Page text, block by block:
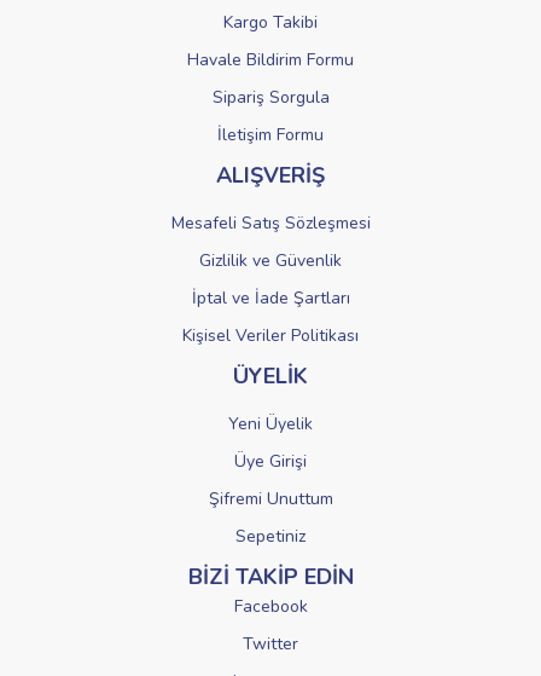
Gönder
Kargo Takibi
Havale Bildirim Formu
Sipariş Sorgula
İletişim Formu
ALIŞVERİŞ
Mesafeli Satış Sözleşmesi
Gizlilik ve Güvenlik
İptal ve İade Şartları
Kişisel Veriler Politikası
ÜYELİK
Yeni Üyelik
Üye Girişi
Şifremi Unuttum
Sepetiniz
BİZİ TAKİP EDİN
Facebook
Twitter